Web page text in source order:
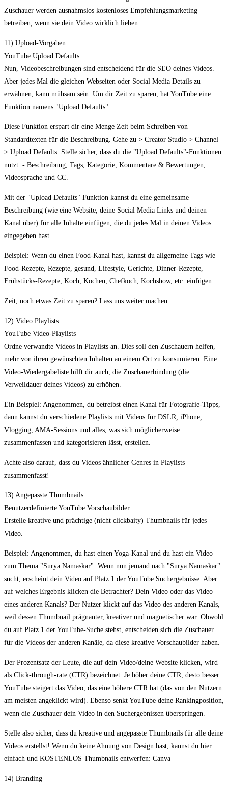
Zuschauer werden ausnahmslos kostenloses Empfehlungsmarketing
betreiben, wenn sie dein Video wirklich lieben.
11) Upload-Vorgaben
YouTube Upload Defaults
Nun, Videobeschreibungen sind entscheidend für die SEO deines Videos.
Aber jedes Mal die gleichen Webseiten oder Social Media Details zu
erwähnen, kann mühsam sein. Um dir Zeit zu sparen, hat YouTube eine
Funktion namens "Upload Defaults".
Diese Funktion erspart dir eine Menge Zeit beim Schreiben von
Standardtexten für die Beschreibung. Gehe zu > Creator Studio > Channel
> Upload Defaults. Stelle sicher, dass du die "Upload Defaults"-Funktionen
nutzt: - Beschreibung, Tags, Kategorie, Kommentare & Bewertungen,
Videosprache und CC.
Mit der "Upload Defaults" Funktion kannst du eine gemeinsame
Beschreibung (wie eine Website, deine Social Media Links und deinen
Kanal über) für alle Inhalte einfügen, die du jedes Mal in deinen Videos
eingegeben hast.
Beispiel: Wenn du einen Food-Kanal hast, kannst du allgemeine Tags wie
Food-Rezepte, Rezepte, gesund, Lifestyle, Gerichte, Dinner-Rezepte,
Frühstücks-Rezepte, Koch, Kochen, Chefkoch, Kochshow, etc. einfügen.
Zeit, noch etwas Zeit zu sparen? Lass uns weiter machen.
12) Video Playlists
YouTube Video-Playlists
Ordne verwandte Videos in Playlists an. Dies soll den Zuschauern helfen,
mehr von ihren gewünschten Inhalten an einem Ort zu konsumieren. Eine
Video-Wiedergabeliste hilft dir auch, die Zuschauerbindung (die
Verweildauer deines Videos) zu erhöhen.
Ein Beispiel: Angenommen, du betreibst einen Kanal für Fotografie-Tipps,
dann kannst du verschiedene Playlists mit Videos für DSLR, iPhone,
Vlogging, AMA-Sessions und alles, was sich möglicherweise
zusammenfassen und kategorisieren lässt, erstellen.
Achte also darauf, dass du Videos ähnlicher Genres in Playlists
zusammenfasst!
13) Angepasste Thumbnails
Benutzerdefinierte YouTube Vorschaubilder
Erstelle kreative und prächtige (nicht clickbaity) Thumbnails für jedes
Video.
Beispiel: Angenommen, du hast einen Yoga-Kanal und du hast ein Video
zum Thema "Surya Namaskar". Wenn nun jemand nach "Surya Namaskar"
sucht, erscheint dein Video auf Platz 1 der YouTube Suchergebnisse. Aber
auf welches Ergebnis klicken die Betrachter? Dein Video oder das Video
eines anderen Kanals? Der Nutzer klickt auf das Video des anderen Kanals,
weil dessen Thumbnail prägnanter, kreativer und magnetischer war. Obwohl
du auf Platz 1 der YouTube-Suche stehst, entscheiden sich die Zuschauer
für die Videos der anderen Kanäle, da diese kreative Vorschaubilder haben.
Der Prozentsatz der Leute, die auf dein Video/deine Website klicken, wird
als Click-through-rate (CTR) bezeichnet. Je höher deine CTR, desto besser.
YouTube steigert das Video, das eine höhere CTR hat (das von den Nutzern
am meisten angeklickt wird). Ebenso senkt YouTube deine Rankingposition,
wenn die Zuschauer dein Video in den Suchergebnissen überspringen.
Stelle also sicher, dass du kreative und angepasste Thumbnails für alle deine
Videos erstellst! Wenn du keine Ahnung von Design hast, kannst du hier
einfach und KOSTENLOS Thumbnails entwerfen: Canva
14) Branding